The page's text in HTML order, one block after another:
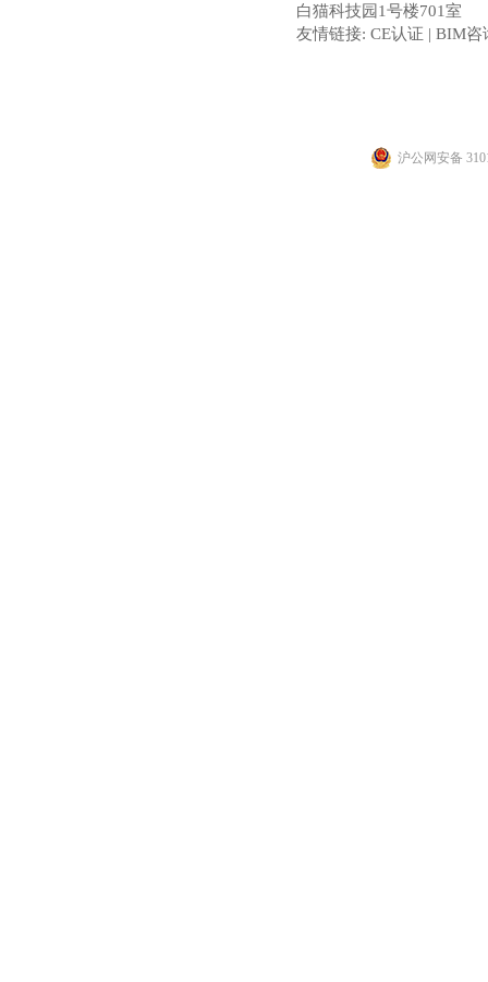
白猫科技园1号楼701室
友情链接: CE认证 | BIM咨
沪公网安备